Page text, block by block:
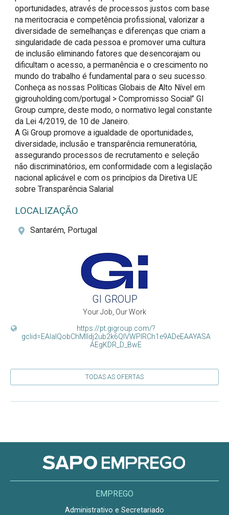
oportunidades, através de processos justos com base
na meritocracia e competência profissional, valorizar a
diversidade de semelhanças e diferenças que criam a
singularidade de cada pessoa e promover uma cultura
de inclusão eliminando fatores que desencorajam ou
dificultam o acesso, a permanência e o crescimento no
mundo do trabalho é fundamental para o seu sucesso.
Conheça as nossas Políticas Globais de Alto Nível em
gigrouholding.com/portugal > Compromisso Social” GI
Group cumpre, deste modo, o normativo legal constante
da Lei 4/2019, de 10 de Janeiro.
A Gi Group promove a igualdade de oportunidades,
diversidade, inclusão e transparência remuneratória,
assegurando processos de recrutamento e seleção
não discriminatórios, em conformidade com a legislação
nacional aplicável e com os princípios da Diretiva UE
sobre Transparência Salarial
LOCALIZAÇÃO
Santarém, Portugal
GI GROUP
Your Job, Our Work
https://pt.gigroup.com/?
gclid=EAIaIQobChMIldj2ub2k6QIVWPlRCh1e9ADeEAAYASA
AEgKDR_D_BwE
TODAS AS OFERTAS
EMPREGO
Administrativo e Secretariado